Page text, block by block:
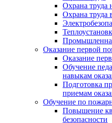
Охрана труда
Охрана
Оказание первой
Оказание
Обучение
навыкам
Подготовка
приемам
Обучение по
Повышение
безопасности